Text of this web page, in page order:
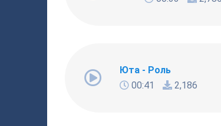
Юта - Роль
00:41
2,186